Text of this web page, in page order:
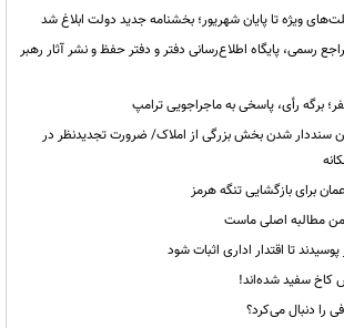
ویژه تا پایان شهریور؛ بخشنامه جدید دولت ابلاغ شد
رسمی، پایگاه اطلاع‌رسانی دفتر و دفتر حفظ و نشر آثار رهبر
برگه رأی، پاسخی به ماجراجویی ترامپ
سنددار شدن بخش بزرگی از املاک/ ضرورت تجدیدنظر در
برای بازگشایی تنگه هرمز
مطالبه اصلی ماست
تا اقتدار اداری اثبات شود
کاخ سفید شده‌اند!